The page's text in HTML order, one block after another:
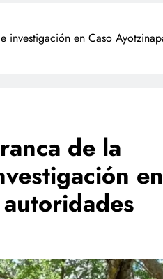
investigación en Caso
de la
en
TECNOLOGÍA
Propuesta para la
julio 17, 2026